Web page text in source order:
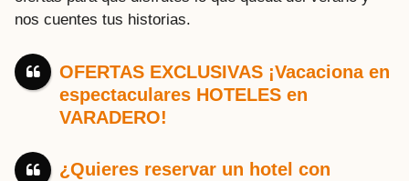
nos cuentes tus historias.
OFERTAS EXCLUSIVAS ¡Vacaciona en
espectaculares HOTELES en
VARADERO!
¿Quieres reservar un hotel con